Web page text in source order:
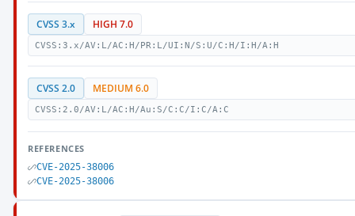
CVSS 3.x HIGH 7.0
CVSS:3.x/AV:L/AC:H/PR:L/UI:N/S:U/C:H/I:H/A:H
CVSS 2.0 MEDIUM 6.0
CVSS:2.0/AV:L/AC:H/Au:S/C:C/I:C/A:C
REFERENCES
CVE-2025-38006
CVE-2025-38006